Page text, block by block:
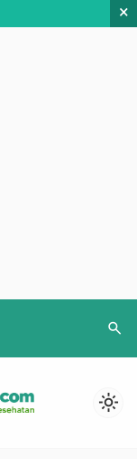
×
search
light_mode